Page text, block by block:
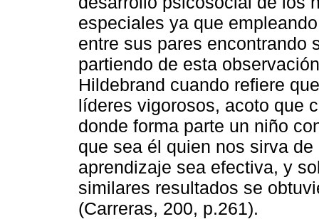
especiales ya que
entre sus pares encontrando
partiendo de esta
Hildebrand cuando refiere
líderes vigorosos, acoto que
donde forma parte un niño
que sea él quien nos sirva
aprendizaje sea efectiva, y
similares resultados se
(Carreras, 200, p.261).